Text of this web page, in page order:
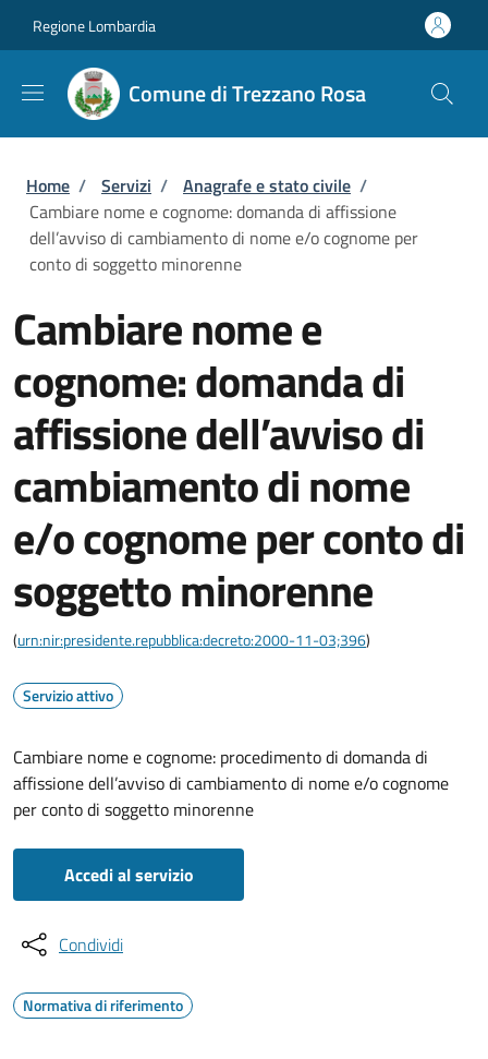
Regione Lombardia
Comune di Trezzano Rosa
Briciole di pane
Home / Servizi / Anagrafe e stato civile /
Cambiare nome e cognome: domanda di affissione
dell’avviso di cambiamento di nome e/o cognome per
conto di soggetto minorenne
Cambiare nome e
cognome: domanda di
affissione dell’avviso di
cambiamento di nome
e/o cognome per conto di
soggetto minorenne
(urn:nir:presidente.repubblica:decreto:2000-11-03;396)
Servizio attivo
Cambiare nome e cognome: procedimento di domanda di
affissione dell’avviso di cambiamento di nome e/o cognome
per conto di soggetto minorenne
Accedi al servizio
Condividi
Normativa di riferimento